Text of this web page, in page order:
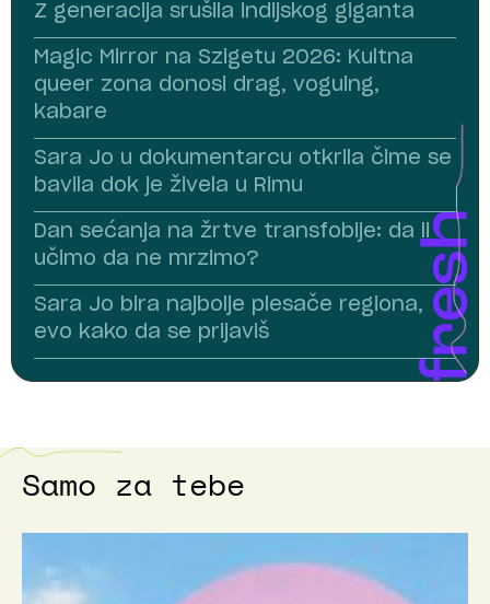
Z generacija srušila indijskog giganta
Magic Mirror na Szigetu 2026: Kultna
queer zona donosi drag, voguing,
kabare
Sara Jo u dokumentarcu otkrila čime se
bavila dok je živela u Rimu
Dan sećanja na žrtve transfobije: da li
učimo da ne mrzimo?
Sara Jo bira najbolje plesače regiona,
evo kako da se prijaviš
Samo za tebe